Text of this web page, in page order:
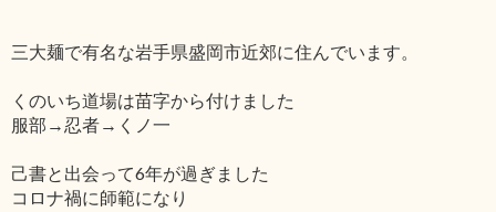
三大麺で有名な岩手県盛岡市近郊に住んでいます。
くのいち道場は苗字から付けました
服部→忍者→くノ一
己書と出会って6年が過ぎました
コロナ禍に師範になり